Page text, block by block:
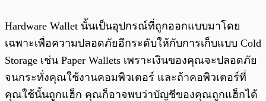
Hardware Wallet นั้นเป็นอุปกรณ์ที่ถูกออกแบบมาโดย
เฉพาะเพื่อความปลอดภัยอีกระดับให้กับการเก็บแบบ Cold
Storage เช่น Paper Wallets เพราะเงินของคุณจะปลอดภัย
จนกระทั่งคุณใช้งานคอมพิวเตอร์ และถ้าคอพิวเตอร์ที่
คุณใช้นั้นถูกแฮ็ก คุณก็อาจพบว่าบัญชีของคุณถูกแฮ็กได้